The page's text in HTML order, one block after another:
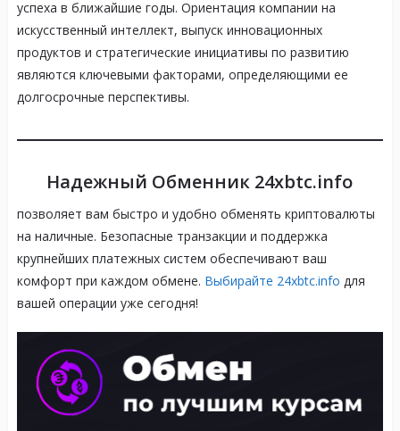
успеха в ближайшие годы. Ориентация компании на
искусственный интеллект, выпуск инновационных
продуктов и стратегические инициативы по развитию
являются ключевыми факторами, определяющими ее
долгосрочные перспективы.
Надежный Обменник 24xbtc.info
позволяет вам быстро и удобно обменять криптовалюты
на наличные. Безопасные транзакции и поддержка
крупнейших платежных систем обеспечивают ваш
комфорт при каждом обмене. Выбирайте 24xbtc.info для
вашей операции уже сегодня!